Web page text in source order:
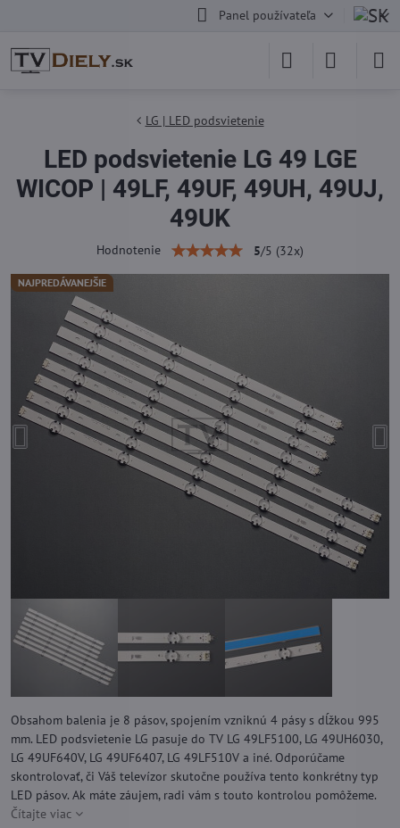
Panel používateľa
NAJPREDÁVANEJŠIE
LG | LED podsvietenie
LED podsvietenie LG 49 LGE
WICOP | 49LF, 49UF, 49UH, 49UJ,
49UK
Hodnotenie 5/5 (32x)
Obsahom balenia je 8 pásov, spojením vzniknú 4 pásy s dĺžkou 995
mm. LED podsvietenie LG pasuje do TV LG 49LF5100, LG 49UH6030,
LG 49UF640V, LG 49UF6407, LG 49LF510V a iné. Odporúčame
skontrolovať, či Váš televízor skutočne používa tento konkrétny typ
LED pásov. Ak máte záujem, radi vám s touto kontrolou pomôžeme.
Čítajte viac